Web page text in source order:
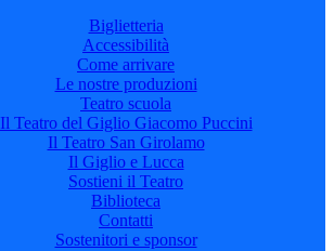
Biglietteria
Accessibilità
Come arrivare
Le nostre produzioni
Teatro scuola
Il Teatro del Giglio Giacomo Puccini
Il Teatro San Girolamo
Il Giglio e Lucca
Sostieni il Teatro
Biblioteca
Contatti
Sostenitori e sponsor